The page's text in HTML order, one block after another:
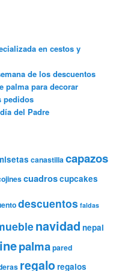
en cestos y
de los descuentos
palma para decorar
pedidos
del Padre
canastillacapazos
cuadroscupcakes
descuentos faldas
navidad nepal
palmapared
regalo regalos